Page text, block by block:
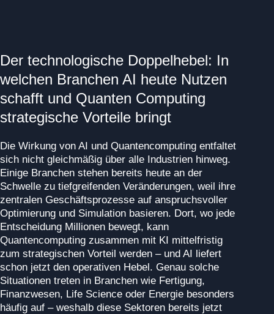
Der technologische Doppelhebel: In
welchen Branchen AI heute Nutzen
schafft und Quanten Computing
strategische Vorteile bringt
Die Wirkung von AI und Quantencomputing entfaltet
sich nicht gleichmäßig über alle Industrien hinweg.
Einige Branchen stehen bereits heute an der
Schwelle zu tiefgreifenden Veränderungen, weil ihre
zentralen Geschäftsprozesse auf anspruchsvoller
Optimierung und Simulation basieren. Dort, wo jede
Entscheidung Millionen bewegt, kann
Quantencomputing zusammen mit KI mittelfristig
zum strategischen Vorteil werden – und AI liefert
schon jetzt den operativen Hebel. Genau solche
Situationen treten in Branchen wie Fertigung,
Finanzwesen, Life Science oder Energie besonders
häufig auf – weshalb diese Sektoren bereits jetzt